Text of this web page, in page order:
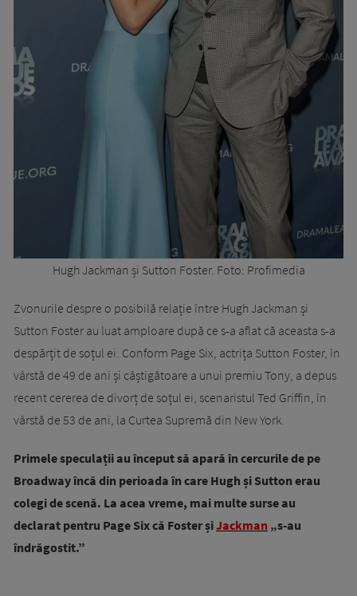
Hugh Jackman și Sutton Foster. Foto: Profimedia
Zvonurile despre o posibilă relație între Hugh Jackman și
Sutton Foster au luat amploare după ce s-a aflat că aceasta s-a
despărțit de soțul ei. Conform Page Six, actrița Sutton Foster, în
vârstă de 49 de ani și câștigătoare a unui premiu Tony, a depus
recent cererea de divorț de soțul ei, scenaristul Ted Griffin, în
vârstă de 53 de ani, la Curtea Supremă din New York.
Primele speculații au început să apară în cercurile de pe
Broadway încă din perioada în care Hugh și Sutton erau
colegi de scenă. La acea vreme, mai multe surse au
declarat pentru Page Six că Foster șiJackman „s-au
îndrăgostit.”